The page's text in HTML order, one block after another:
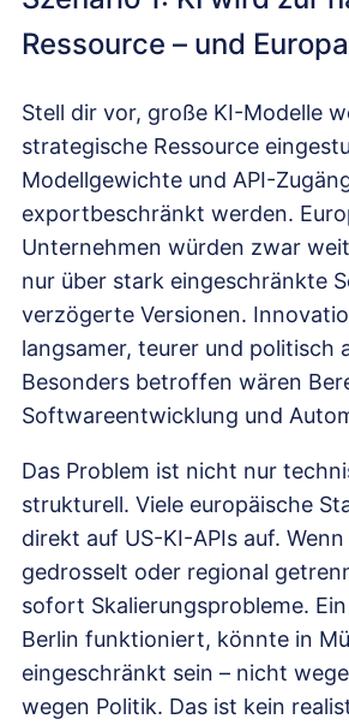
Ressource – und
Stell dir vor, große KI-Modelle
strategische Ressource
Modellgewichte und API-
exportbeschränkt werden.
Unternehmen würden zwar
nur über stark eingeschränkte
verzögerte Versionen.
langsamer, teurer und politisch
Besonders betroffen wären
Softwareentwicklung und
Das Problem ist nicht nur
strukturell. Viele europäische
direkt auf US-KI-APIs auf.
gedrosselt oder regional
sofort Skalierungsprobleme.
Berlin funktioniert, könnte in
eingeschränkt sein – nicht
wegen Politik. Das ist kein